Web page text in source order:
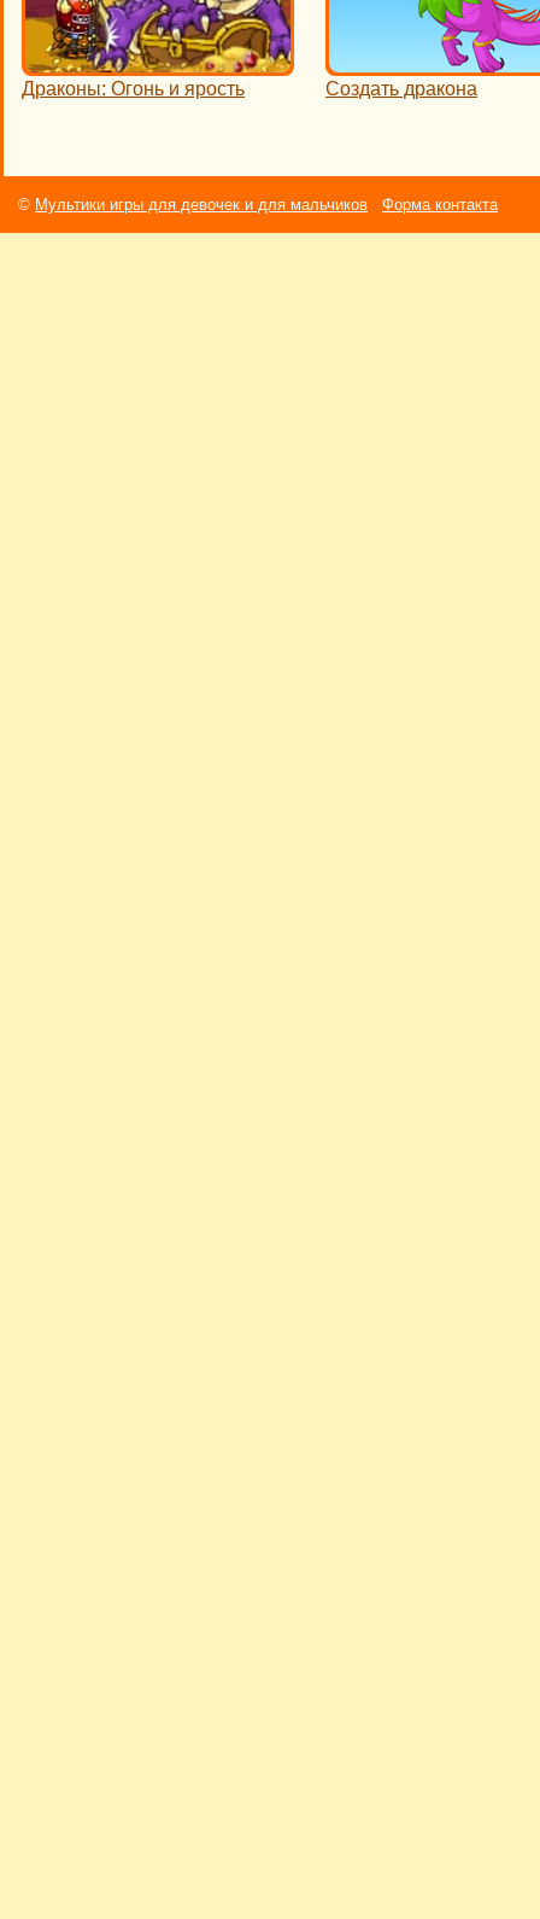
Драконы: Огонь и ярость Создать дракона
© Мультики игры для девочек и для мальчиков Форма контакта